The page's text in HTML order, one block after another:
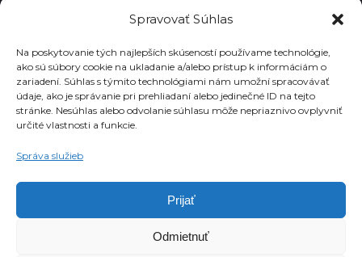
Spravovať Súhlas
Na poskytovanie tých najlepších skúseností používame technológie,
ako sú súbory cookie na ukladanie a/alebo prístup k informáciám o
zariadení. Súhlas s týmito technológiami nám umožní spracovávať
údaje, ako je správanie pri prehliadaní alebo jedinečné ID na tejto
stránke. Nesúhlas alebo odvolanie súhlasu môže nepriaznivo ovplyvniť
určité vlastnosti a funkcie.
Správa služieb
Prijať
Odmietnuť
IČ DPH: SK2021763986
Chcete dostávať novinky emailom?
Email